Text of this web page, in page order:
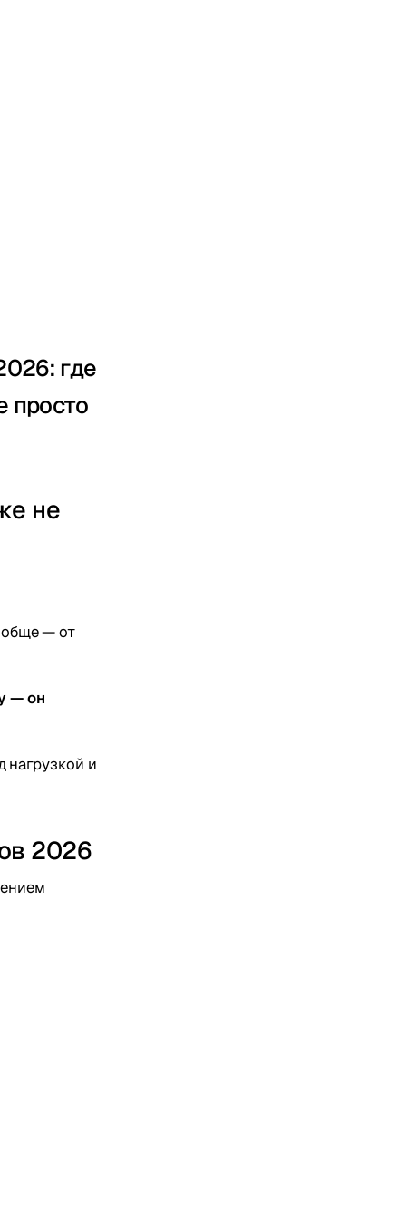
где
просто
не
— от
— он
нагрузкой и
2026